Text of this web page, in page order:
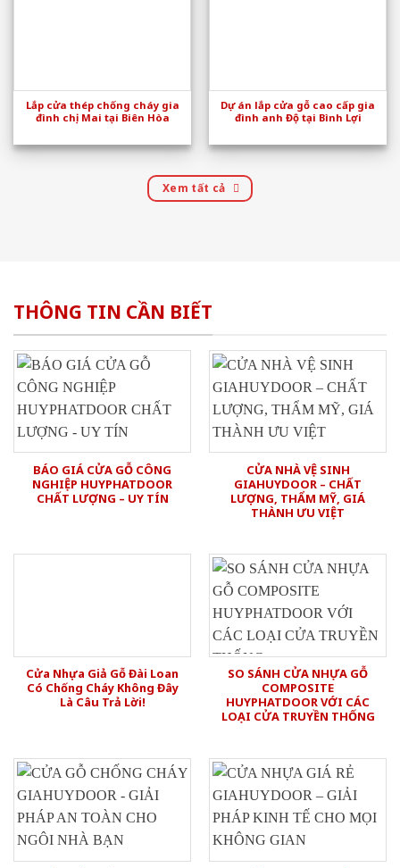
Lắp cửa thép chống cháy gia
đình chị Mai tại Biên Hòa
Dự án lắp cửa gỗ cao cấp gia
đình anh Độ tại Bình Lợi
Xem tất cả
THÔNG TIN CẦN BIẾT
BÁO GIÁ CỬA GỖ CÔNG
NGHIỆP HUYPHATDOOR
CHẤT LƯỢNG – UY TÍN
CỬA NHÀ VỆ SINH
GIAHUYDOOR – CHẤT
LƯỢNG, THẨM MỸ, GIÁ
THÀNH ƯU VIỆT
Cửa Nhựa Giả Gỗ Đài Loan
Có Chống Cháy Không Đây
Là Câu Trả Lời!
SO SÁNH CỬA NHỰA GỖ
COMPOSITE
HUYPHATDOOR VỚI CÁC
LOẠI CỬA TRUYỀN THỐNG